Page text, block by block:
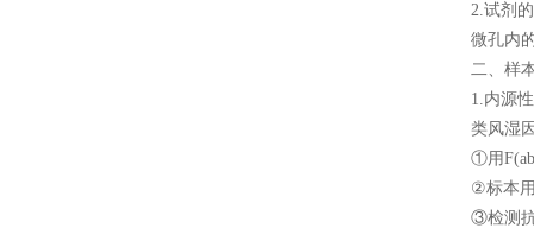
2.试剂
微孔内
二、样
1.内源
类风湿
①用
②标本
③检测